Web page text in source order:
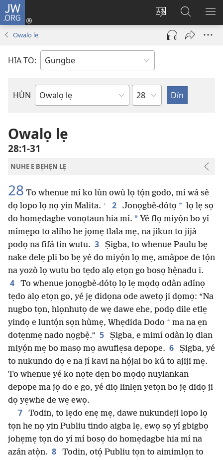
JW.ORG
Diọ
ogbè
nọtẹn
Hùn
Adà
Towe
(opens
new
Dín
to
JW.ORG
Owalọ lẹ
HIA TO:
HÙN
Bible
Weta
Owalọ lẹ
28:1-31
NUHE E BẸHẸN LẸ
28 To whenue mí ko lùn owù lọ tọ́n godo, mí wá sè
dọ lopo lọ nọ yin Malita. + 2 Jonọgbè-dótọ * lọ lẹ sọ
do homẹdagbe vonọtaun hia mí. * Yé flọ miyọ́n bo yí
mímẹpo to aliho he jọmẹ tlala mẹ, na jikun to jijà
podọ na fifá tin wutu. 3
Ṣigba, to whenue Paulu bẹ
nake delẹ pli bo bẹ yé do miyọ́n lọ mẹ, amàpoe de tọ́n
na yozò lọ wutu bo tẹdo alọ etọn go bosọ hẹ̀nadu i.
4
To whenue jonọgbè-dótọ lọ lẹ mọdọ odàn adínọ
tẹdo alọ etọn go, yé jẹ didọna ode awetọ ji dọmọ: “Na
nugbo tọn, hlọnhutọ de wẹ dawe ehe, podọ dile etlẹ
yindọ e luntọ́n sọn hùmẹ, Whẹdida Dodo * ma na ẹn
dotẹnmẹ nado nọgbẹ̀.” 5
Ṣigba, e mimí odàn lọ dlan
miyọ́n mẹ bo masọ mọ awufiẹsa depope. 6
Ṣigba, yé
to nukundo dọ e na jí kavi na họ́jai bo kú to ajiji mẹ.
To whenue yé ko nọte dẹn bo mọdọ nuylankan
depope ma jọ do e go, yé diọ linlẹn yetọn bo jẹ didọ ji
dọ yẹwhe de wẹ ewọ.
7
Todin, to lẹdo enẹ mẹ, dawe nukundeji lopo lọ
tọn he nọ yin Publiu tindo aigba lẹ, ewọ sọ yí gbigbọ
johẹmẹ tọn do yí mí bosọ do homẹdagbe hia mí na
azán atọ̀n. 8
Todin, otọ́ Publiu tọn to aimimlọn to